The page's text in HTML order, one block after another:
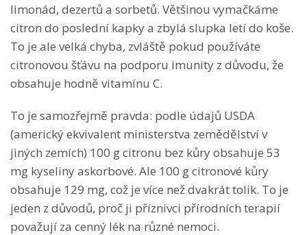
limonád, dezertů a sorbetů. Většinou vymačkáme
citron do poslední kapky a zbylá slupka letí do koše.
To je ale velká chyba, zvláště pokud používáte
citronovou šťávu na podporu imunity z důvodu, že
obsahuje hodně vitamínu C.
To je samozřejmě pravda: podle údajů USDA
(americký ekvivalent ministerstva zemědělství v
jiných zemích) 100 g citronu bez kůry obsahuje 53
mg kyseliny askorbové. Ale 100 g citronové kůry
obsahuje 129 mg, což je více než dvakrát tolik. To je
jeden z důvodů, proč ji příznivci přírodních terapií
považují za cenný lék na různé nemoci.